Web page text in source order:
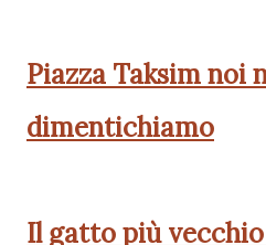
Piazza Taksim noi
dimentichiamo
Il gatto più